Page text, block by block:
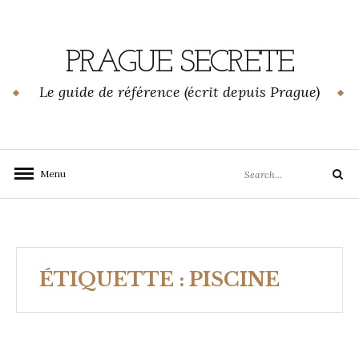
PRAGUE SECRETE
Le guide de référence (écrit depuis Prague)
Menu
for:
Search
ÉTIQUETTE : PISCINE